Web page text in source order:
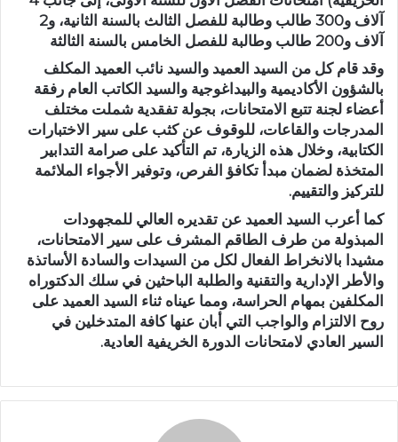
آلاف و300 طالب وطالبة للفصل الثالث بالسنة الثانية، و2
آلاف و200 طالب وطالبة للفصل الخامس بالسنة الثالثة
وقد قام كل من السيد العميد والسيد نائب العميد المكلف
بالشؤون الأكاديمية والبيداغوجية والسيد الكاتب العام رفقة
أعضاء لجنة تتبع الامتحانات، بجولة تفقدية شملت مختلف
المدرجات والقاعات، للوقوف عن كثب على سير الاختبارات
الكتابية، وخلال هذه الزيارة، تم التأكيد على صرامة التدابير
المتخذة لضمان مبدأ تكافؤ الفرص، وتوفير الأجواء الملائمة
للتركيز والتقييم.
كما أعرب السيد العميد عن تقديره العالي للمجهودات
المبذولة من طرف الطاقم المشرف على سير الامتحانات،
مشيدا بالانخراط الفعال لكل من السيدات والسادة الأساتذة
والأطر الإدارية والتقنية والطلبة الباحثين في سلك الدكتوراه
المكلفين بمهام الحراسة، ومما عيناه ثناء السيد العميد على
روح الالتزام والواجب التي أبان عنها كافة المتدخلين في
السير العادي لامتحانات الدورة الخريفية العادية.